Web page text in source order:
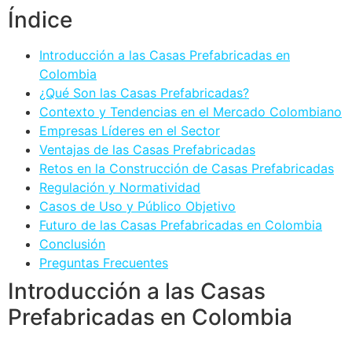
Índice
Introducción a las Casas Prefabricadas en
Colombia
¿Qué Son las Casas Prefabricadas?
Contexto y Tendencias en el Mercado Colombiano
Empresas Líderes en el Sector
Ventajas de las Casas Prefabricadas
Retos en la Construcción de Casas Prefabricadas
Regulación y Normatividad
Casos de Uso y Público Objetivo
Futuro de las Casas Prefabricadas en Colombia
Conclusión
Preguntas Frecuentes
Introducción a las Casas
Prefabricadas en Colombia